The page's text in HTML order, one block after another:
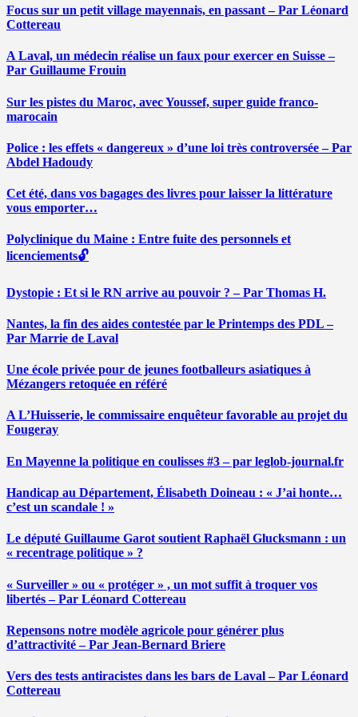
Focus sur un petit village mayennais, en passant – Par Léonard
Cottereau
A Laval, un médecin réalise un faux pour exercer en Suisse –
Par Guillaume Frouin
Sur les pistes du Maroc, avec Youssef, super guide franco-
marocain
Police : les effets « dangereux » d’une loi très controversée – Par
Abdel Hadoudy
Cet été, dans vos bagages des livres pour laisser la littérature
vous emporter…
Polyclinique du Maine : Entre fuite des personnels et
licenciements🔓
Dystopie : Et si le RN arrive au pouvoir ? – Par Thomas H.
Nantes, la fin des aides contestée par le Printemps des PDL –
Par Marrie de Laval
Une école privée pour de jeunes footballeurs asiatiques à
Mézangers retoquée en référé
A L’Huisserie, le commissaire enquêteur favorable au projet du
Fougeray
En Mayenne la politique en coulisses #3 – par leglob-journal.fr
Handicap au Département, Élisabeth Doineau : « J’ai honte…
c’est un scandale ! »
Le député Guillaume Garot soutient Raphaël Glucksmann : un
« recentrage politique » ?
« Surveiller » ou « protéger » , un mot suffit à troquer vos
libertés – Par Léonard Cottereau
Repensons notre modèle agricole pour générer plus
d’attractivité – Par Jean-Bernard Briere
Vers des tests antiracistes dans les bars de Laval – Par Léonard
Cottereau